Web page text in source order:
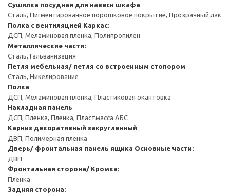
Сушилка посудная для навесн шкафа
Сталь, Пигментированное порошковое покрытие, Прозрачный лак
Полка с вентиляцией Каркас:
ДСП, Меламиновая пленка, Полипропилен
Металлические части:
Сталь, Гальванизация
Петля мебельная/ петля со встроенным стопором
Сталь, Никелирование
Полка
ДСП, Меламиновая пленка, Пластиковая окантовка
Накладная панель
ДСП, Пленка, Пленка, Пластмасса АБС
Карниз декоративный закругленный
ДВП, Полимерная пленка
Дверь/ фронтальная панель ящика Основные части:
ДВП
Фронтальная сторона/ Кромка:
Пленка
Задняя сторона: